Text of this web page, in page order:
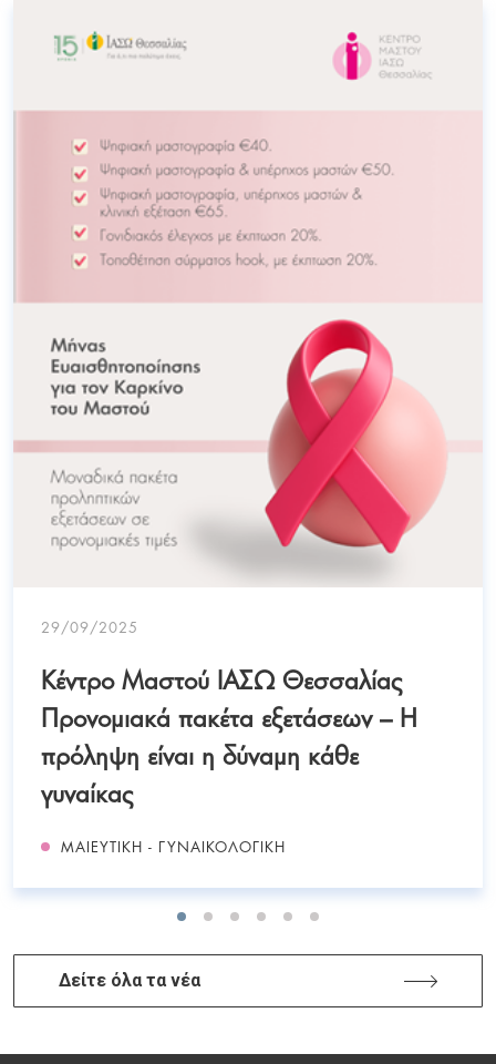
29/09/2025
Κέντρο Μαστού ΙΑΣΩ Θεσσαλίας
Προνομιακά πακέτα εξετάσεων – Η
πρόληψη είναι η δύναμη κάθε
γυναίκας
ΜΑΙΕΥΤΙΚΉ - ΓΥΝΑΙΚΟΛΟΓΙΚΉ
Δείτε όλα τα νέα